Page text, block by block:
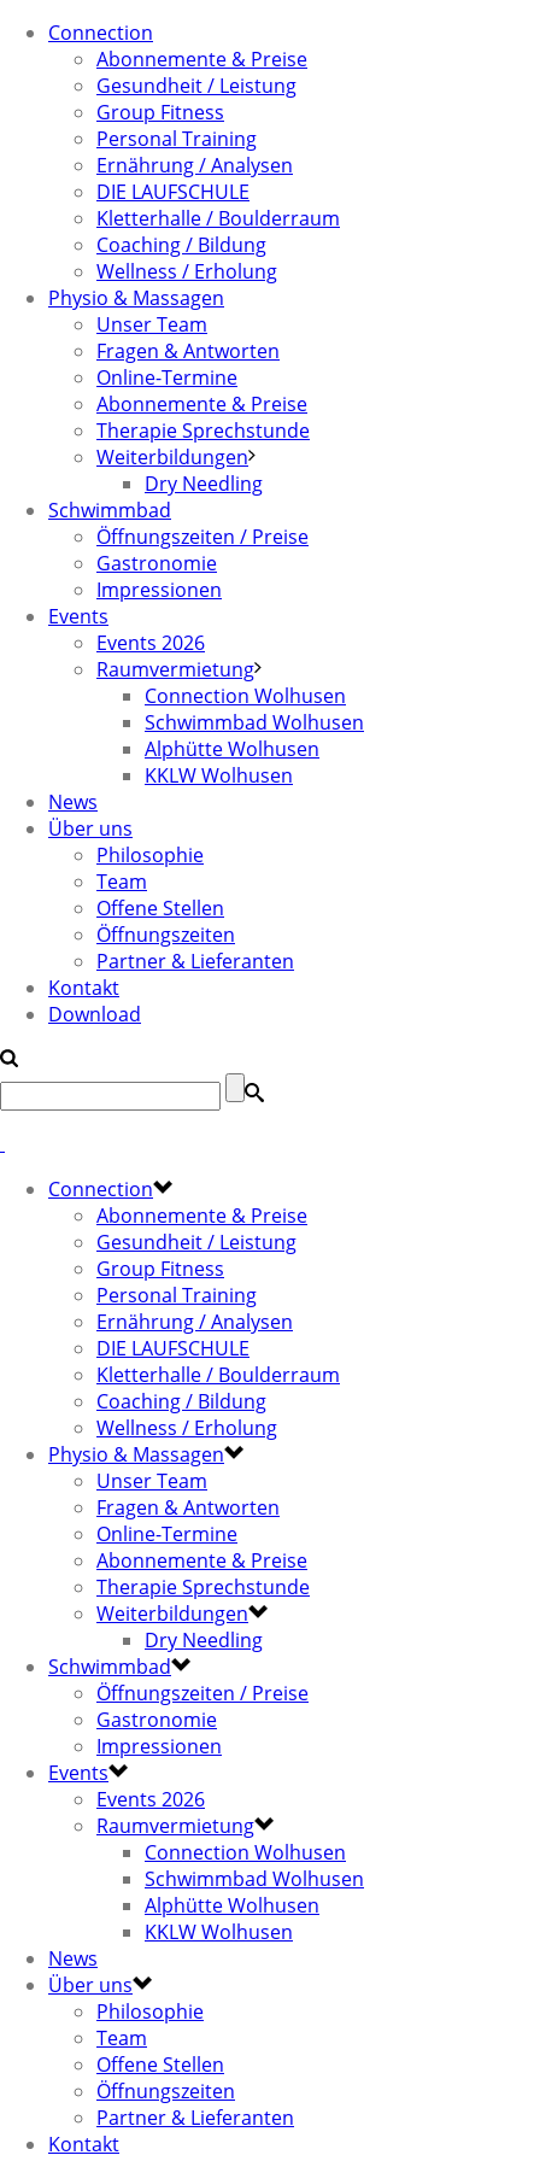
Connection
Abonnemente & Preise
Gesundheit / Leistung
Group Fitness
Personal Training
Ernährung / Analysen
DIE LAUFSCHULE
Kletterhalle / Boulderraum
Coaching / Bildung
Wellness / Erholung
Physio & Massagen
Unser Team
Fragen & Antworten
Online-Termine
Abonnemente & Preise
Therapie Sprechstunde
Weiterbildungen
Dry Needling
Schwimmbad
Öffnungszeiten / Preise
Gastronomie
Impressionen
Events
Events 2026
Raumvermietung
Connection Wolhusen
Schwimmbad Wolhusen
Alphütte Wolhusen
KKLW Wolhusen
News
Über uns
Philosophie
Team
Offene Stellen
Öffnungszeiten
Partner & Lieferanten
Kontakt
Download
Connection
Abonnemente & Preise
Gesundheit / Leistung
Group Fitness
Personal Training
Ernährung / Analysen
DIE LAUFSCHULE
Kletterhalle / Boulderraum
Coaching / Bildung
Wellness / Erholung
Physio & Massagen
Unser Team
Fragen & Antworten
Online-Termine
Abonnemente & Preise
Therapie Sprechstunde
Weiterbildungen
Dry Needling
Schwimmbad
Öffnungszeiten / Preise
Gastronomie
Impressionen
Events
Events 2026
Raumvermietung
Connection Wolhusen
Schwimmbad Wolhusen
Alphütte Wolhusen
KKLW Wolhusen
News
Über uns
Philosophie
Team
Offene Stellen
Öffnungszeiten
Partner & Lieferanten
Kontakt